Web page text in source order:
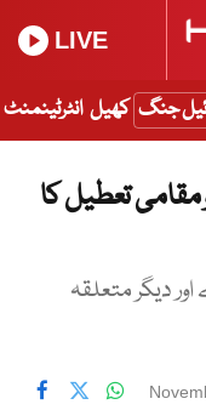
LIVE
جنگ کھیل انٹرٹینمنٹ
میں 17 نومبر کو مقامی تعطیل کا
دیگر متعلقہ